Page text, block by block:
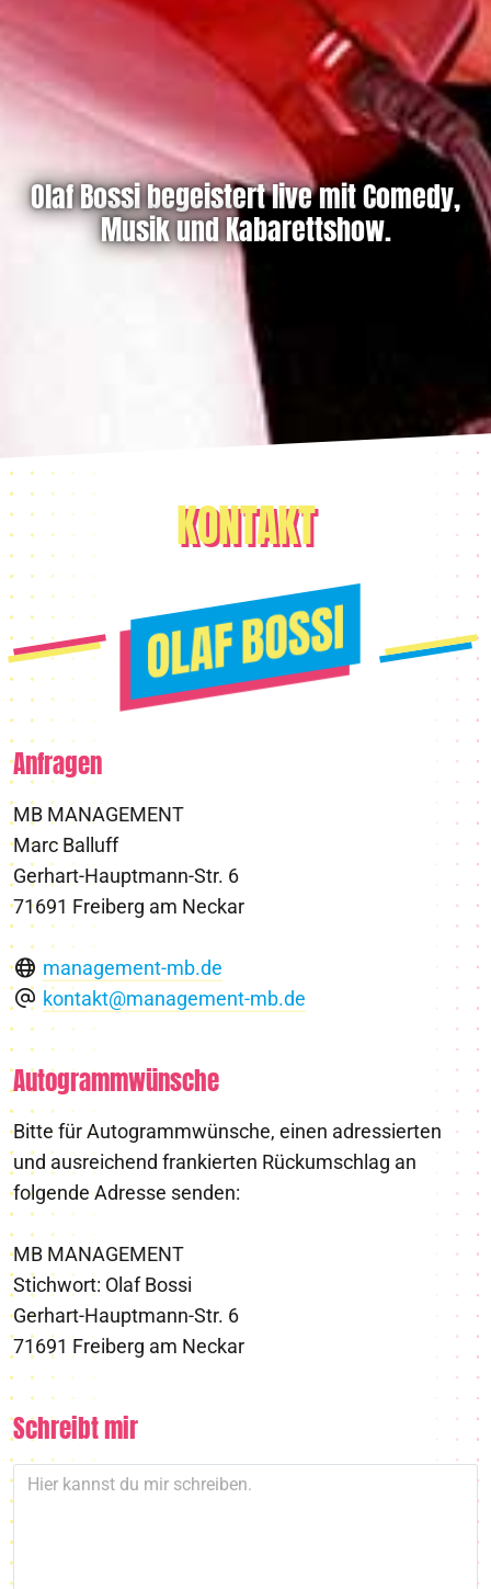
Olaf Bossi begeistert live mit Comedy,
Musik und Kabarettshow.
KONTAKT
Anfragen
MB MANAGEMENT
Marc Balluff
Gerhart-Hauptmann-Str. 6
71691 Freiberg am Neckar
management-mb.de
kontakt@management-mb.de
Autogrammwünsche
Bitte für Autogrammwünsche, einen adressierten
und ausreichend frankierten Rückumschlag an
folgende Adresse senden:
MB MANAGEMENT
Stichwort: Olaf Bossi
Gerhart-Hauptmann-Str. 6
71691 Freiberg am Neckar
Schreibt mir